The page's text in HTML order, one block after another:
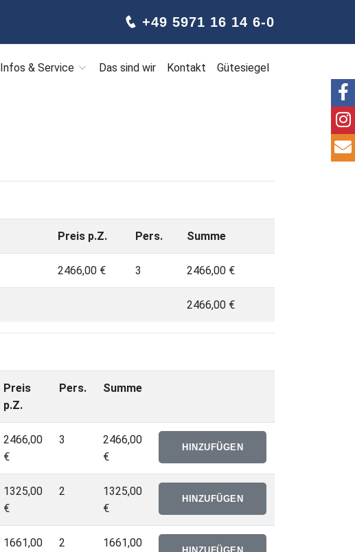
+49 5971 16 14 6-0
Infos & Service Das sind wir Kontakt Gütesiegel
Preis p.Z. Pers. Summe
2466,00 € 3 2466,00 €
2466,00 €
Preis
p.Z.
Pers. Summe
2466,00
€
3
2466,00
€
1325,00
€
2
1325,00
€
1661,00
2
1661,00